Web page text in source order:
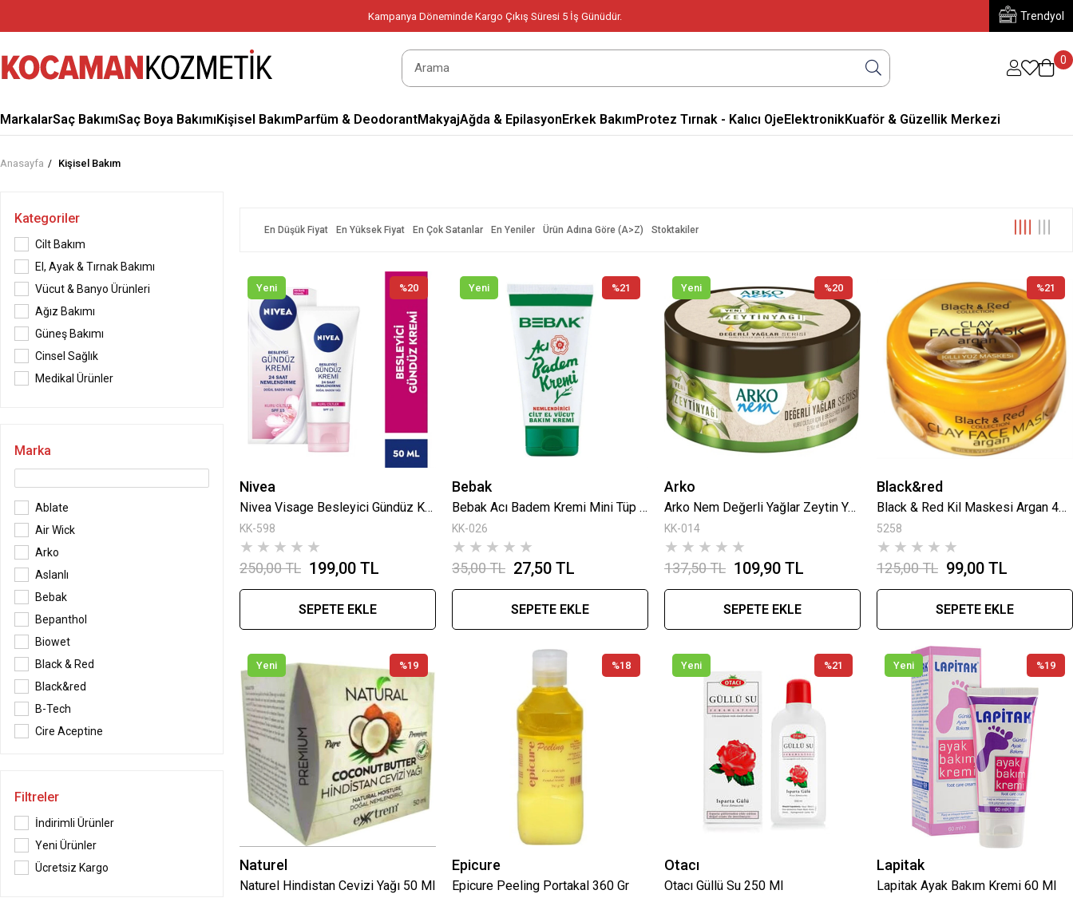
Kampanya Döneminde Kargo Çıkış Süresi 5 İş Günüdür. Trendyol
0
MarkalarSaç BakımıSaç Boya BakımıKişisel BakımParfüm & DeodorantMakyajAğda & EpilasyonErkek BakımProtez Tırnak - Kalıcı OjeElektronikKuaför & Güzellik Merkezi
Anasayfa Kişisel Bakım
Kategoriler
Cilt Bakım
El, Ayak & Tırnak Bakımı
Vücut & Banyo Ürünleri
Ağız Bakımı
Güneş Bakımı
Cinsel Sağlık
Medikal Ürünler
Marka
Ablate
Air Wick
Arko
Aslanlı
Bebak
Bepanthol
Biowet
Black & Red
Black&red
B-Tech
Cire Aceptine
Dalin
Derma Roller
Filtreler
İndirimli Ürünler
Yeni Ürünler
Ücretsiz Kargo
En Düşük Fiyat En Yüksek Fiyat En Çok Satanlar En Yeniler Ürün Adına Göre (A>Z) Stoktakiler
%20
Yeni
Nivea
Nivea Visage Besleyici Gündüz Kremi Kuru Ciltler 50 Ml
KK-598
★ ★ ★ ★ ★
199,00 TL
250,00 TL
SEPETE EKLE
%21
Yeni
Bebak
Bebak Acı Badem Kremi Mini Tüp 20 Ml
KK-026
★ ★ ★ ★ ★
27,50 TL
35,00 TL
SEPETE EKLE
%20
Yeni
Arko
Arko Nem Değerli Yağlar Zeytin Yağlı 250 Ml
KK-014
★ ★ ★ ★ ★
109,90 TL
137,50 TL
SEPETE EKLE
%21
Black&red
Black & Red Kil Maskesi Argan 400 Ml
5258
★ ★ ★ ★ ★
99,00 TL
125,00 TL
SEPETE EKLE
%19
Yeni
Naturel
Naturel Hindistan Cevizi Yağı 50 Ml
%18
Epicure
Epicure Peeling Portakal 360 Gr
%21
Yeni
Otacı
Otacı Güllü Su 250 Ml
%19
Yeni
Lapitak
Lapitak Ayak Bakım Kremi 60 Ml